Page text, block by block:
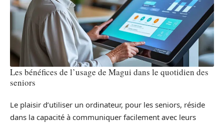
Les bénéfices de l’usage de Magui dans le quotidien des
seniors
Le plaisir d’utiliser un ordinateur, pour les seniors, réside
dans la capacité à communiquer facilement avec leurs